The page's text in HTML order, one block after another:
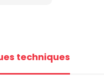
techniques